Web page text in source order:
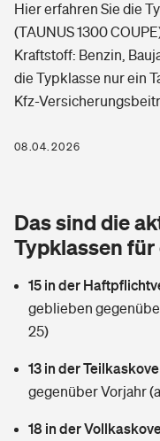
Arbeitsrechtsschutz
Zur Übersicht
Tools
Wer versichert was:
Sie haben Fragen?
Elementarversicherung
Glasversicherung
Restkreditversicherung
Freizeit
Pri­vate Haft­pflicht­
Kinderinvalidität
Hundehalter-Haftpflicht
Gesundheit
Private
Dread-Disease-
Zur Übersicht
Tools
Hier erfahren Sie die
(TAUNUS 1300
Kraftstoff: Benzin,
die Typklasse nur ein
Kfz-
08.04.2026
Das sind die
Typklassen für
15 in der
geblieben
25)
13 in der
gegenüber Vorjahr
18 in der